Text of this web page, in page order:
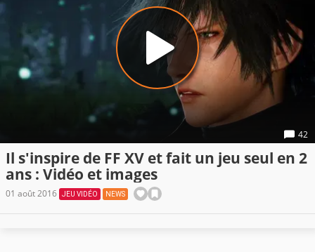
42
Il s'inspire de FF XV et fait un jeu seul en 2
ans : Vidéo et images
01 août 2016 JEU VIDÉO NEWS